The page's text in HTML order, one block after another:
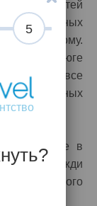
5в разных
по-разному.
и юге
там все
центральных
в сентябре в
дожди
солнечного